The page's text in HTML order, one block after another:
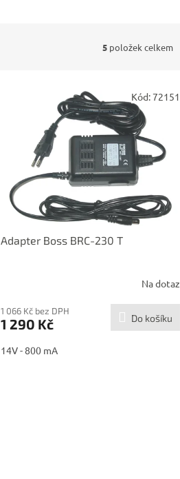
5 položek celkem
Adapter Boss BRC-230 T
Na dotaz
1 066 Kč bez DPH
1 290 Kč Do košíku
14V - 800 mA
Kód:72151